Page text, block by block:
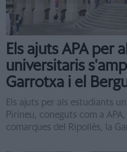
Els ajuts APA per
universitaris
Garrotxa i el
Els ajuts per als estudiants
Pirineu, coneguts com a
comarques del Ripollès, la